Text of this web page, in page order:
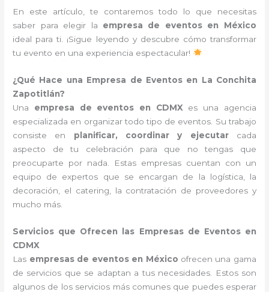
En este artículo, te contaremos todo lo que necesitas
saber para elegir la empresa de eventos en México
ideal para ti. ¡Sigue leyendo y descubre cómo transformar
tu evento en una experiencia espectacular!
¿Qué Hace una Empresa de Eventos en La Conchita
Zapotitlán?
Una empresa de eventos en CDMX es una agencia
especializada en organizar todo tipo de eventos. Su trabajo
consiste en planificar, coordinar y ejecutarcada
aspecto de tu celebración para que no tengas que
preocuparte por nada. Estas empresas cuentan con un
equipo de expertos que se encargan de la logística, la
decoración, el catering, la contratación de proveedores y
mucho más.
Servicios que Ofrecen las Empresas de Eventos en
CDMX
Las empresas de eventos en México ofrecen una gama
de servicios que se adaptan a tus necesidades. Estos son
algunos de los servicios más comunes que puedes esperar